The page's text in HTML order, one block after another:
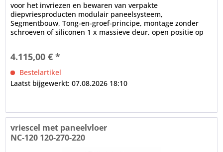
voor het invriezen en bewaren van verpakte
diepvriesproducten modulair paneelsysteem,
Segmentbouw, Tong-en-groef-principe, montage zonder
schroeven of siliconen 1 x massieve deur, open positie op
4.115,00 € *
Bestelartikel
Laatst bijgewerkt: 07.08.2026 18:10
vriescel met paneelvloer
NC-120 120-270-220